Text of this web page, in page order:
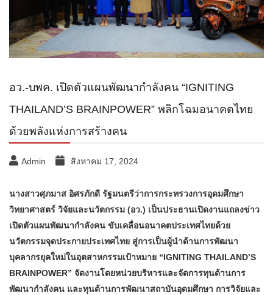
อว.-บพค. เปิดตัวแผนพัฒนากำลังคน “IGNITING
THAILAND’S BRAINPOWER” พลิกโฉมอนาคตไทย
ด้วยพลังแห่งการสร้างคน
Admin สิงหาคม 17, 2024
นางสาวศุภมาส อิศรภักดี รัฐมนตรีว่าการกระทรวงการอุดมศึกษา
วิทยาศาสตร์ วิจัยและนวัตกรรม (อว.) เป็นประธานเปิดงานแถลงข่าว
เปิดตัวแผนพัฒนากำลังคน ขับเคลื่อนอนาคตประเทศไทยด้วย
นวัตกรรมจุดประกายประเทศไทย สู่การเป็นผู้นำด้านการพัฒนา
บุคลากรยุคใหม่ในอุตสาหกรรมเป้าหมาย “IGNITING THAILAND’S
BRAINPOWER” จัดงานโดยหน่วยบริหารและจัดการทุนด้านการ
พัฒนากำลังคน และทุนด้านการพัฒนาสถาบันอุดมศึกษา การวิจัยและ